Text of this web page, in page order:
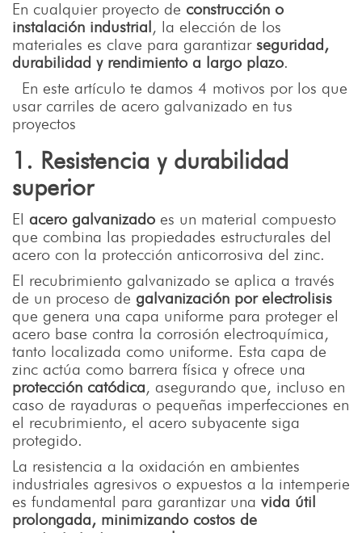
En cualquier proyecto de construcción o
instalación industrial , la elección de los
materiales es clave para garantizar seguridad,
durabilidad y rendimiento a largo plazo.
En este artículo te damos 4 motivos por los que
usar carriles de acero galvanizado en tus
proyectos
1. Resistencia y durabilidad
superior
El acero galvanizado es un material compuesto
que combina las propiedades estructurales del
acero con la protección anticorrosiva del zinc.
El recubrimiento galvanizado se aplica a través
de un proceso de galvanización por electrolisis
que genera una capa uniforme para proteger el
acero base contra la corrosión electroquímica,
tanto localizada como uniforme. Esta capa de
zinc actúa como barrera física y ofrece una
protección catódica , asegurando que, incluso en
caso de rayaduras o pequeñas imperfecciones en
el recubrimiento, el acero subyacente siga
protegido.
La resistencia a la oxidación en ambientes
industriales agresivos o expuestos a la intemperie
es fundamental para garantizar una vida útil
prolongada, minimizando costos de